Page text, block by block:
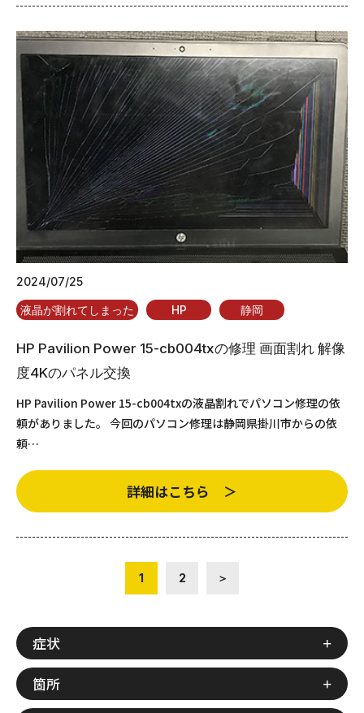
2024/07/25
液晶が割れてしまった HP 静岡
HP Pavilion Power 15-cb004txの修理 画面割れ 解像
度4Kのパネル交換
HP Pavilion Power 15-cb004txの液晶割れでパソコン修理の依
頼がありました。 今回のパソコン修理は静岡県掛川市からの依
頼…
詳細はこちら ＞
1 2 ＞
症状
箇所